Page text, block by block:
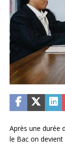
Après une durée
le Bac on